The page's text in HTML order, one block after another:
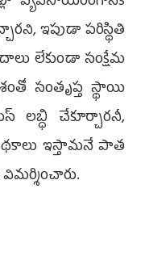
ఇపుడా పరిస్థితి
లేకుండా సంక్షేమ
సంతృప్త స్థాయి
లబ్ధి చేకూర్చారనీ,
ఇస్తామనే పాత